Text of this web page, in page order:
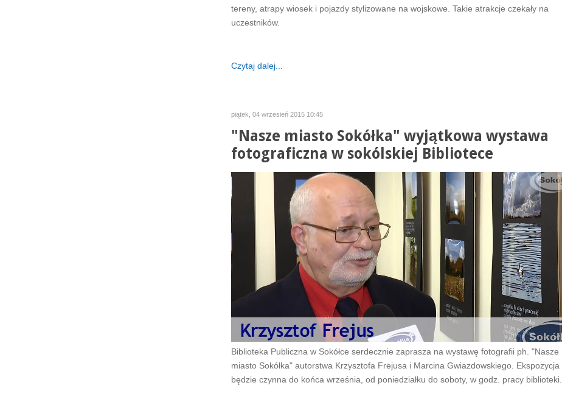
tereny, atrapy wiosek i pojazdy stylizowane na wojskowe. Takie atrakcje czekały na
uczestników.
Czytaj dalej...
piątek, 04 wrzesień 2015 10:45
"Nasze miasto Sokółka" wyjątkowa wystawa
fotograficzna w sokólskiej Bibliotece
Biblioteka Publiczna w Sokółce serdecznie zaprasza na wystawę fotografii ph. "Nasze
miasto Sokółka" autorstwa Krzysztofa Frejusa i Marcina Gwiazdowskiego. Ekspozycja
będzie czynna do końca września, od poniedziałku do soboty, w godz. pracy biblioteki.